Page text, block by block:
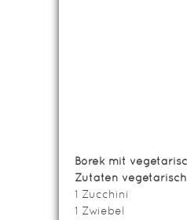
Börek mit
Zutaten
1 Zucchini
1 Zwiebel